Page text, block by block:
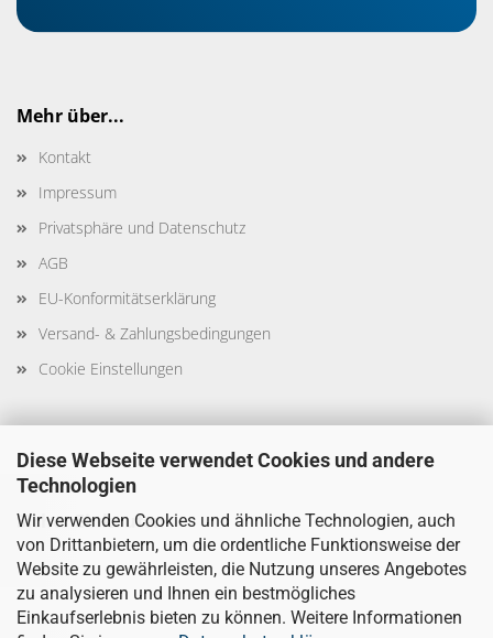
Diese Webseite verwendet Cookies und andere
Technologien
Wir verwenden Cookies und ähnliche Technologien, auch
von Drittanbietern, um die ordentliche Funktionsweise der
Website zu gewährleisten, die Nutzung unseres Angebotes
zu analysieren und Ihnen ein bestmögliches
Einkaufserlebnis bieten zu können. Weitere Informationen
Mehr über...
Kontakt
Impressum
Privatsphäre und Datenschutz
AGB
EU-Konformitätserklärung
Versand- & Zahlungsbedingungen
Cookie Einstellungen
Sicher Einkaufen